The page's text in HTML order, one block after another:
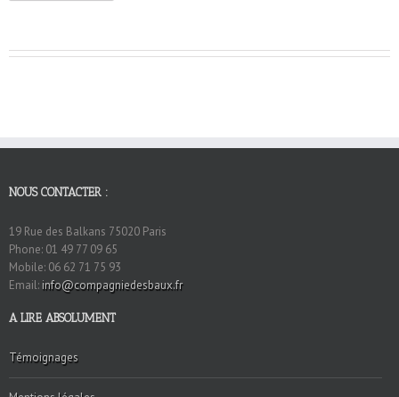
NOUS CONTACTER :
19 Rue des Balkans 75020 Paris
Phone: 01 49 77 09 65
Mobile: 06 62 71 75 93
Email: info@compagniedesbaux.fr
A LIRE ABSOLUMENT
Témoignages